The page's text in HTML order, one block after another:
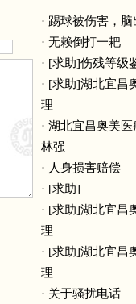
· 踢球被伤害，脑
· 无赖倒打一耙
· [求助]伤残等级
· [求助]湖北宜昌
理
· 湖北宜昌奥美
林强
· 人身损害赔偿
· [求助]
· [求助]湖北宜昌
理
· [求助]湖北宜昌
理
· 关于骚扰电话